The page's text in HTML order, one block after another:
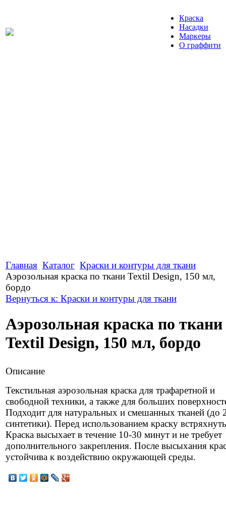
Краска
Насадки
Маркеры
О граффити
Главная Каталог Краски и контуры для ткани
Аэрозольная краска по ткани Textil Design, 150 мл,
бордо
Вернуться к: Краски и контуры для ткани
Аэрозольная краска по ткани
Textil Design, 150 мл, бордо
Описание
Текстильная аэрозольная краска для трафаретной и
свободной техники, а также для больших
Подходит для натуральных и смешанных тканей (до
синтетики). Перед использованием краску
Краска высыхает в течение 10-30 минут и не требует
дополнительного закрепления. После высыхания
устойчива к воздействию окружающей среды.